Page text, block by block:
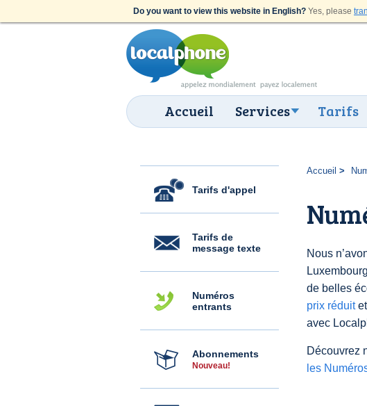
Do you want to view this website in English? Yes, please
Accueil Services Tarifs
Tarifs d'appel
Tarifs de
message texte
Numéros
entrants
Abonnements
Nouveau!
Accueil
Nous
de belles
prix réduit
avec
Découvrez
les